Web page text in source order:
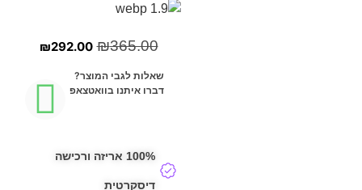
₪365.00
₪292.00
שאלות לגבי המוצר?
דברו איתנו בוואטצאפ
100% אריזה ורכישה
דיסקרטית